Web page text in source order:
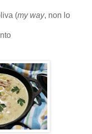
(my way, non lo